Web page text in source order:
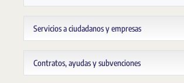
Servicios a ciudadanos y empresas
Contratos, ayudas y subvenciones